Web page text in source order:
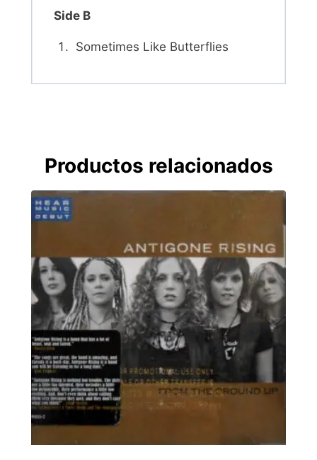
Side B
Sometimes Like Butterflies
Productos relacionados